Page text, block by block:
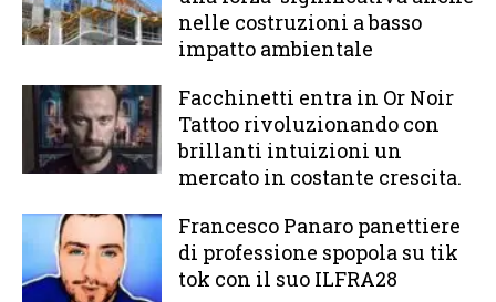
nelle costruzioni a basso
impatto ambientale
Facchinetti entra in Or Noir
Tattoo rivoluzionando con
brillanti intuizioni un
mercato in costante crescita.
Francesco Panaro panettiere
di professione spopola su tik
tok con il suo ILFRA28